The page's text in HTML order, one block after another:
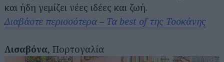
και ήδη γεμίζει νέες ιδέες και ζωή.
Διαβάστε περισσότερα – Τα best of της Τοσκάνης
Λισαβόνα, Πορτογαλία